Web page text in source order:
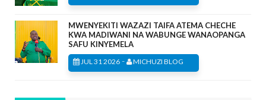
MWENYEKITI WAZAZI TAIFA ATEMA CHECHE
KWA MADIWANI NA WABUNGE WANAOPANGA
SAFU KINYEMELA
JUL 31 2026 - MICHUZI BLOG